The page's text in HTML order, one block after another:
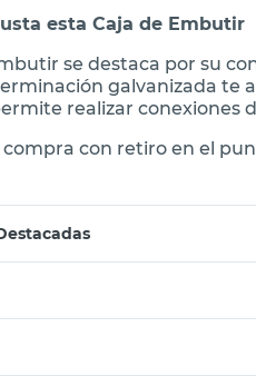
esta Caja de Embutir
se destaca por su
galvanizada te
realizar conexiones
con retiro en el